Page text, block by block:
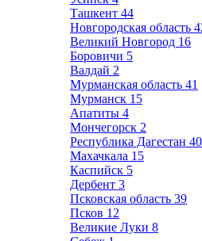
Ташкент 44
Новгородская область
Великий Новгород 16
Боровичи 5
Валдай 2
Мурманская область 41
Мурманск 15
Апатиты 4
Мончегорск 2
Республика Дагестан 40
Махачкала 15
Каспийск 5
Дербент 3
Псковская область 39
Псков 12
Великие Луки 8